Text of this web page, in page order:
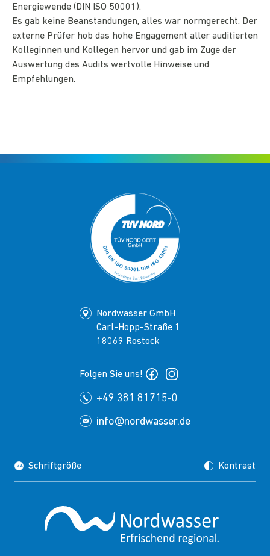
Energiewende (DIN ISO 50001).
Es gab keine Beanstandungen, alles war normgerecht. Der
externe Prüfer hob das hohe Engagement aller auditierten
Kolleginnen und Kollegen hervor und gab im Zuge der
Auswertung des Audits wertvolle Hinweise und
Empfehlungen.
+49 381 81715-0
info@nordwasser.de
Nordwasser GmbH
Carl-Hopp-Straße 1
18069 Rostock
Folgen Sie uns!
Schriftgröße Kontrast